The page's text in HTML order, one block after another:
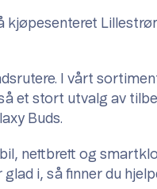
kjøpesenteret
I vårt
et stort utvalg av
Buds.
nettbrett og
i, så finner du